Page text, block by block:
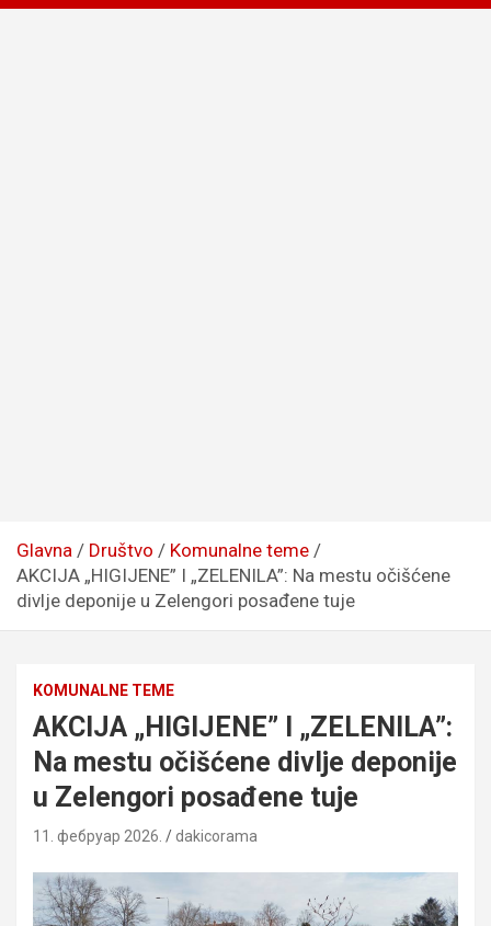
Glavna Društvo
Komunalne teme
AKCIJA „HIGIJENE” I „ZELENILA”: Na mestu očišćene
divlje deponije u Zelengori posađene tuje
KOMUNALNE TEME
AKCIJA „HIGIJENE” I „ZELENILA”:
Na mestu očišćene divlje deponije
u Zelengori posađene tuje
11. фебруар 2026. dakicorama